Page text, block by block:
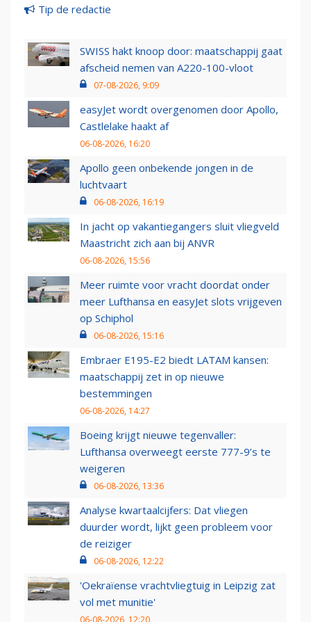
Tip de redactie
SWISS hakt knoop door: maatschappij gaat
afscheid nemen van A220-100-vloot
07-08-2026, 9:09
easyJet wordt overgenomen door Apollo,
Castlelake haakt af
06-08-2026, 16:20
Apollo geen onbekende jongen in de
luchtvaart
06-08-2026, 16:19
In jacht op vakantiegangers sluit vliegveld
Maastricht zich aan bij ANVR
06-08-2026, 15:56
Meer ruimte voor vracht doordat onder
meer Lufthansa en easyJet slots vrijgeven
op Schiphol
06-08-2026, 15:16
Embraer E195-E2 biedt LATAM kansen:
maatschappij zet in op nieuwe
bestemmingen
06-08-2026, 14:27
Boeing krijgt nieuwe tegenvaller:
Lufthansa overweegt eerste 777-9’s te
weigeren
06-08-2026, 13:36
Analyse kwartaalcijfers: Dat vliegen
duurder wordt, lijkt geen probleem voor
de reiziger
06-08-2026, 12:22
'Oekraïense vrachtvliegtuig in Leipzig zat
vol met munitie'
06-08-2026, 12:20